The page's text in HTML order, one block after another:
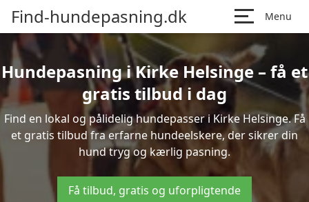
Find-hundepasning.dk Menu
Hundepasning i Kirke Helsinge – få et
gratis tilbud i dag
Find en lokal og pålidelig hundepasser i Kirke Helsinge. Få
et gratis tilbud fra erfarne hundeelskere, der sikrer din
hund tryg og kærlig pasning.
Få tilbud, gratis og uforpligtende